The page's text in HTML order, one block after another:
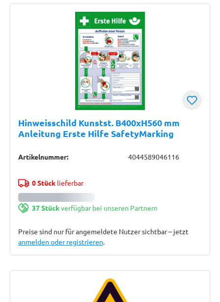
Hinweisschild Kunstst. B400xH560 mm
Anleitung Erste Hilfe SafetyMarking
Artikelnummer: 4044589046116
0 Stücklieferbar
37 Stückverfügbar bei unseren Partnern
Preise sind nur für angemeldete Nutzer sichtbar – jetzt
anmelden oder registrieren.